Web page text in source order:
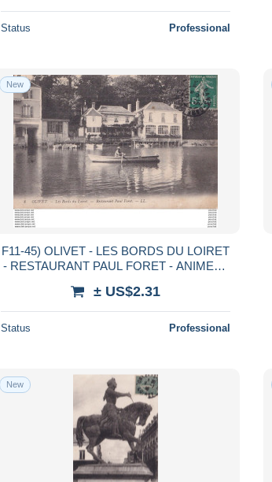
Status Professional
New
F11-45) OLIVET - LES BORDS DU LOIRET
- RESTAURANT PAUL FORET - ANIMEE -
± US$2.31
Status Professional
New